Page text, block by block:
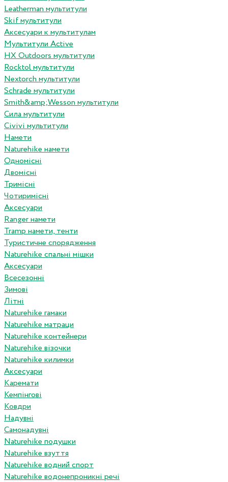
Leatherman мультитули
Skif мультитули
Аксесуари к мультитулам
Мультитули Active
HX Outdoors мультитули
Rocktol мультитули
Nextorch мультитули
Schrade мультитули
Smith&amp;Wesson мультитули
Сила мультитули
Civivi мультитули
Намети
Naturehike намети
Одномісні
Двомісні
Тримісні
Чотиримісні
Аксесуари
Ranger намети
Tramp намети, тенти
Туристичне спорядження
Naturehike спальні мішки
Аксесуари
Всесезонні
Зимові
Літні
Naturehike гамаки
Naturehike матраци
Naturehike контейнери
Naturehike візочки
Naturehike килимки
Аксесуари
Каремати
Кемпінгові
Ковдри
Надувні
Самонадувні
Naturehike подушки
Naturehike взуття
Naturehike водний спорт
Naturehike водонепроникні речі